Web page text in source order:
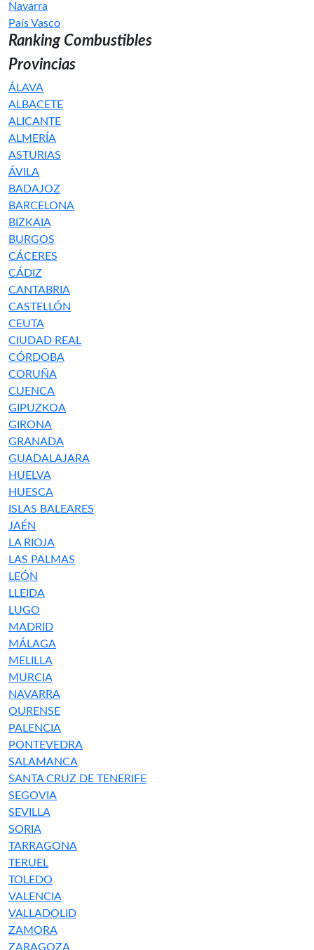
Navarra
País Vasco
Ranking Combustibles
Provincias
ÁLAVA
ALBACETE
ALICANTE
ALMERÍA
ASTURIAS
ÁVILA
BADAJOZ
BARCELONA
BIZKAIA
BURGOS
CÁCERES
CÁDIZ
CANTABRIA
CASTELLÓN
CEUTA
CIUDAD REAL
CÓRDOBA
CORUÑA
CUENCA
GIPUZKOA
GIRONA
GRANADA
GUADALAJARA
HUELVA
HUESCA
ISLAS BALEARES
JAÉN
LA RIOJA
LAS PALMAS
LEÓN
LLEIDA
LUGO
MADRID
MÁLAGA
MELILLA
MURCIA
NAVARRA
OURENSE
PALENCIA
PONTEVEDRA
SALAMANCA
SANTA CRUZ DE TENERIFE
SEGOVIA
SEVILLA
SORIA
TARRAGONA
TERUEL
TOLEDO
VALENCIA
VALLADOLID
ZAMORA
ZARAGOZA